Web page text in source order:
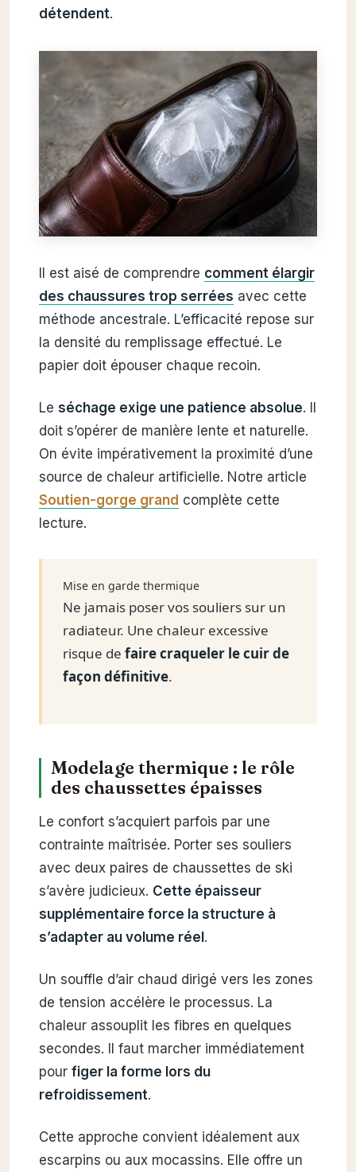
détendent.
Il est aisé de comprendre comment élargir
des chaussures trop serrées avec cette
méthode ancestrale. L’efficacité repose sur
la densité du remplissage effectué. Le
papier doit épouser chaque recoin.
Le séchage exige une patience absolue. Il
doit s’opérer de manière lente et naturelle.
On évite impérativement la proximité d’une
source de chaleur artificielle. Notre article
Soutien-gorge grand complète cette
lecture.
Mise en garde thermique
Ne jamais poser vos souliers sur un
radiateur. Une chaleur excessive
risque de faire craqueler le cuir de
façon définitive.
Modelage thermique : le rôle
des chaussettes épaisses
Le confort s’acquiert parfois par une
contrainte maîtrisée. Porter ses souliers
avec deux paires de chaussettes de ski
s’avère judicieux. Cette épaisseur
supplémentaire force la structure à
s’adapter au volume réel .
Un souffle d’air chaud dirigé vers les zones
de tension accélère le processus. La
chaleur assouplit les fibres en quelques
secondes. Il faut marcher immédiatement
pour figer la forme lors du
refroidissement.
Cette approche convient idéalement aux
escarpins ou aux mocassins. Elle offre un